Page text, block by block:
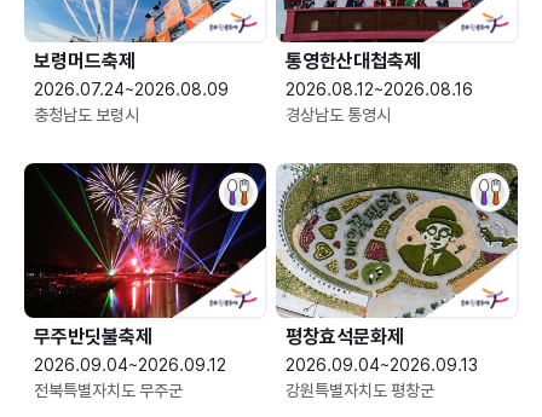
보령머드축제
2026.07.24~2026.08.09
충청남도 보령시
통영한산대첩축제
2026.08.12~2026.08.16
경상남도 통영시
무주반딧불축제
2026.09.04~2026.09.12
전북특별자치도 무주군
평창효석문화제
2026.09.04~2026.09.13
강원특별자치도 평창군